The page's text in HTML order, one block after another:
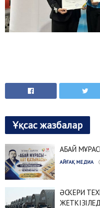
Ұқсас жазбалар
АБАЙ
АЙҒАҚ МЕДИА
ӘСКЕРИ